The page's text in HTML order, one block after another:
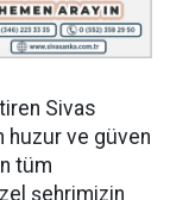
Sivas
huzur ve güven
tüm
şehrimizin